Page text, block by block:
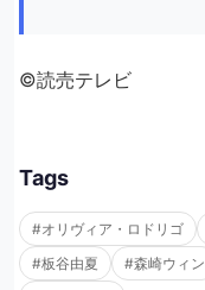
©読売テレビ
Tags
#オリヴィア・ロドリゴ
#板谷由夏
#森崎ウィン